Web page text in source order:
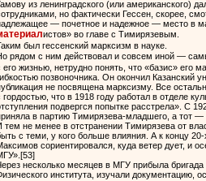
из ленинградского (или американского)
но фактически Гессен, скорее,
— почетное и надежное — место в
истов» во главе с Тимирязевым.
был гессенский марксизм в науке.
рядом с ним действовал и совсем иной —
его жизнью, нетрудно понять, что «базис» его
позвоночника. Он окончил
не посвящена марксизму. Все
гордостью, что в 1918 году работал в отделе
подвергся попытке расстрела». С
в партию Тимирязева-младшего, а тот
тем не менее в отстранении Тимирязева от
с теми, у кого больше влияния. А к концу
сориентировался, куда ветер дует, и
несколько месяцев в МГУ прибыла
института, изучали документацию,